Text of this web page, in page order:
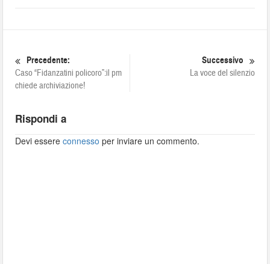
Precedente:
Caso “Fidanzatini policoro”:il pm
chiede archiviazione!
Successivo
La voce del silenzio
Rispondi a
Devi essereconnesso per inviare un commento.